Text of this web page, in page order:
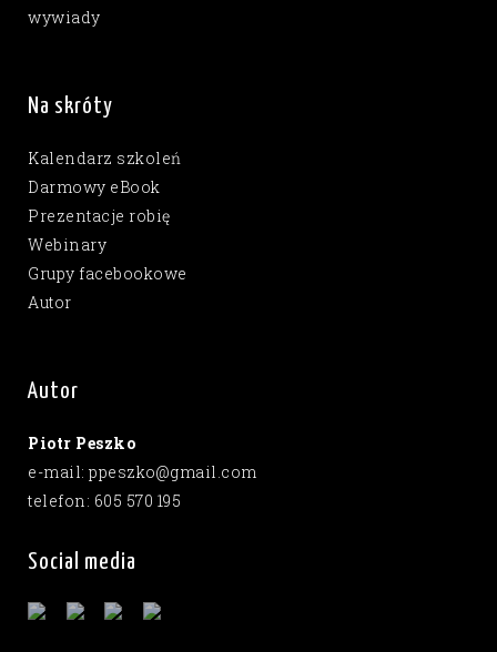
wywiady
Na skróty
Kalendarz szkoleń
Darmowy eBook
Prezentacje robię
Webinary
Grupy facebookowe
Autor
Autor
Piotr Peszko
e-mail: ppeszko@gmail.com
telefon: 605 570 195
Social media